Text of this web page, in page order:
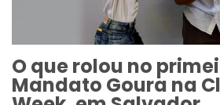
O que rolou no
Mandato Goura na